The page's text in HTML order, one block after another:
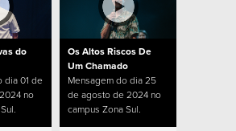
do
dia 01 de
no
Os Altos Riscos De
Um Chamado
Mensagem do dia 25
de agosto de 2024 no
campus Zona Sul.